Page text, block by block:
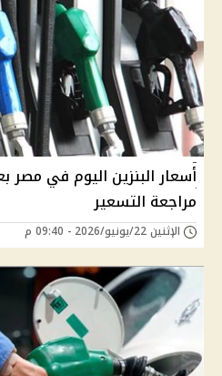
أسعار البنزين اليوم في مصر
مراجعة التسعير
الإثنين 22/يونيو/2026 - 09:40 م